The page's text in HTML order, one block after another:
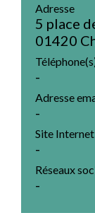
Adresse
5 place
01420
-
Adresse
-
Site Internet
-
Réseaux
-